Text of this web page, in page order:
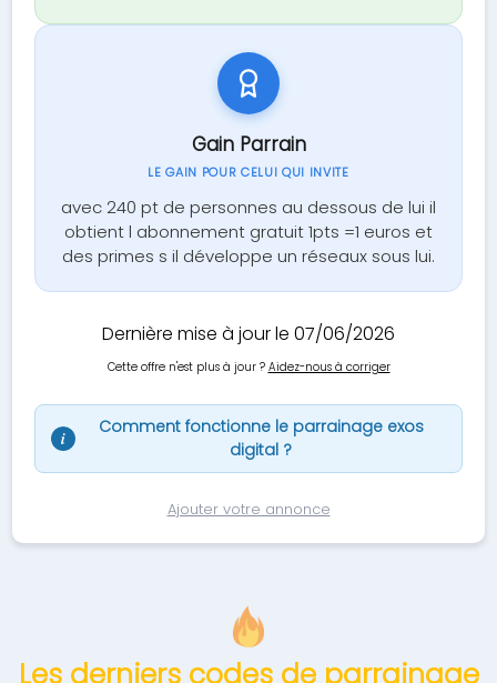
Gain Parrain
LE GAIN POUR CELUI QUI INVITE
avec 240 pt de personnes au dessous de lui il
obtient l abonnement gratuit 1pts =1 euros et
des primes s il développe un réseaux sous lui.
Dernière mise à jour le 07/06/2026
Cette offre n'est plus à jour ? Aidez-nous à corriger
i
Comment fonctionne le parrainage exos
digital ?
Ajouter votre annonce
Les derniers codes de parrainage